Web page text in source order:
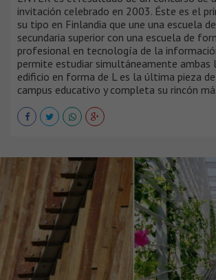
invitación celebrado en 2003. Éste es el
su tipo en Finlandia que une una escuela
secundaria superior con una escuela de
profesional en tecnología de la
permite estudiar simultáneamente ambas
edificio en forma de L es la última pieza
campus educativo y completa su rincón